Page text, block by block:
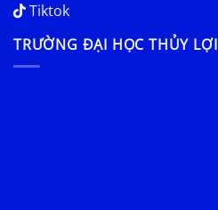
Tiktok
TRƯỜNG ĐẠI HỌC THỦY LỢI